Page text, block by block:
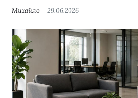
Михайло 29.06.2026